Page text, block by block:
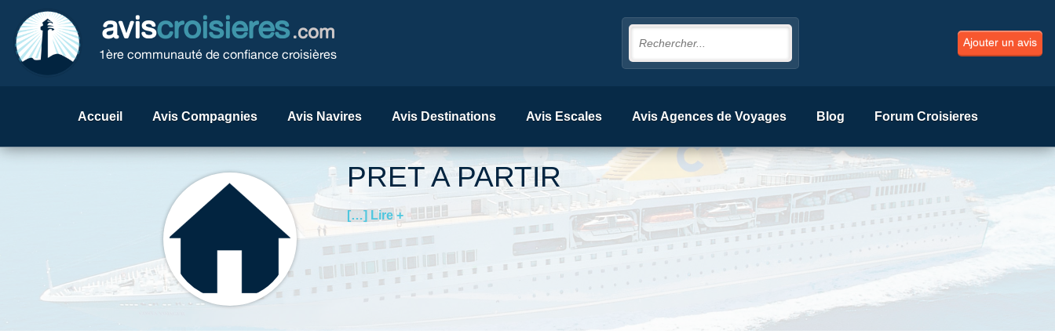
aviscroisieres.com
1ère communauté de confiance croisières
Ajouter un avis
Accueil Avis Compagnies Avis Navires Avis Destinations Avis Escales Avis Agences de Voyages Blog Forum Croisieres
PRET A PARTIR
[…] Lire +